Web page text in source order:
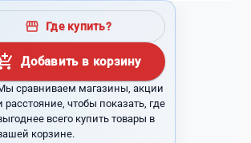
storefront Где купить?
Добавить в корзину
сравниваем магазины, акции
расстояние, чтобы показать, где
всего купить товары в
корзине.